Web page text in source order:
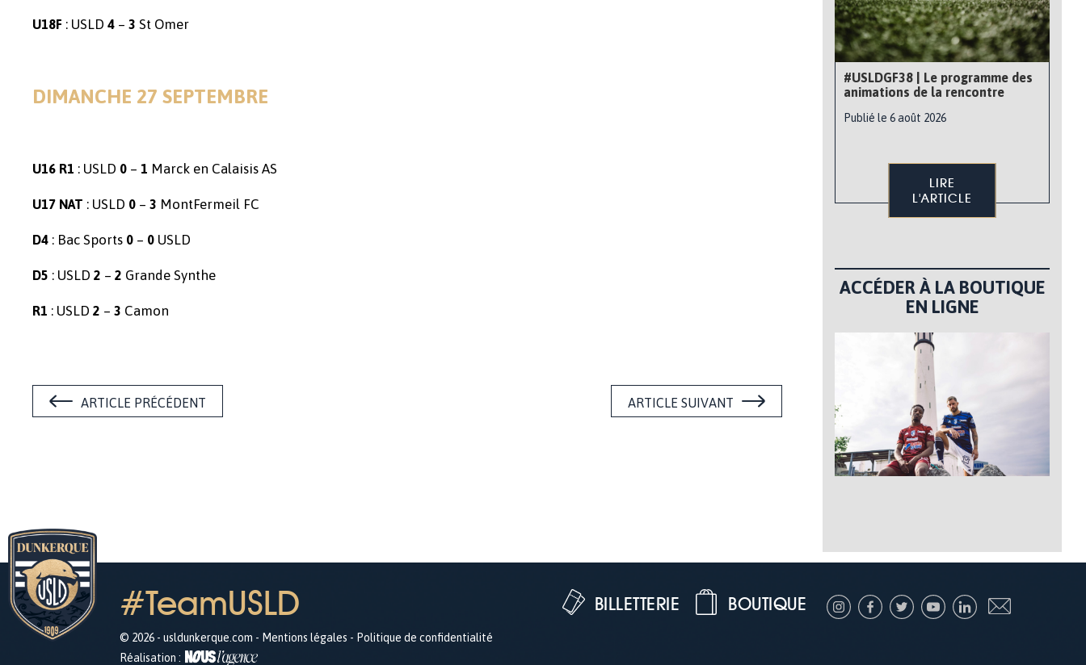
U18F : USLD 4 – 3 St Omer
DIMANCHE 27 SEPTEMBRE
U16 R1 : USLD 0 – 1 Marck en Calaisis AS
U17 NAT : USLD 0 – 3 MontFermeil FC
D4 : Bac Sports 0 – 0 USLD
D5 : USLD 2 – 2 Grande Synthe
R1 : USLD 2 – 3 Camon
ARTICLE PRÉCÉDENT ARTICLE SUIVANT
#USLDGF38 | Le programme des
animations de la rencontre
Publié le 6 août 2026
LIRE
L'ARTICLE
ACCÉDER À LA BOUTIQUE
EN LIGNE
#TeamUSLD
© 2026 - usldunkerque.com - Mentions légales - Politique de confidentialité
Réalisation :
BOUTIQUE
BILLETTERIE